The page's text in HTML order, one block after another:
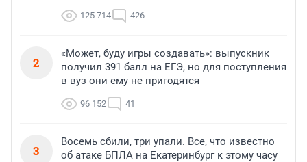
125 714 426
2
«Может, буду игры создавать»: выпускник
получил 391 балл на ЕГЭ, но для поступления
в вуз они ему не пригодятся
96 152 41
3
Восемь сбили, три упали. Все, что известно
об атаке БПЛА на Екатеринбург к этому часу